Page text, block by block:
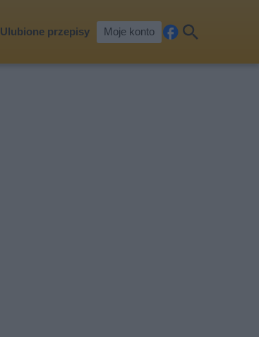
Ulubione przepisy Moje konto
cebkaj